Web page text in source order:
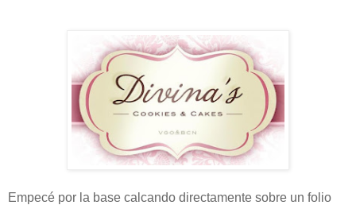
Empecé por la base calcando directamente sobre un folio